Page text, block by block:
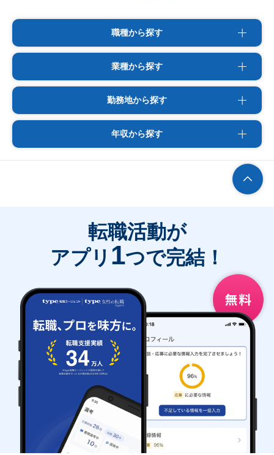
職種から探す
業種から探す
勤務地から探す
年収から探す
転職活動が
アプリ 1つで完結！